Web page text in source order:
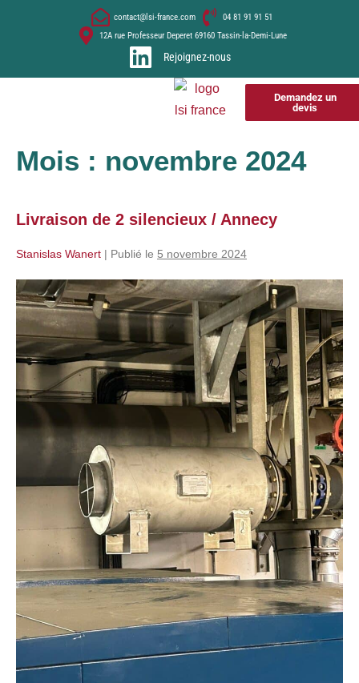
contact@lsi-france.com
04 81 91 91 51
12A rue Professeur Deperet 69160 Tassin-la-Demi-Lune
Rejoignez-nous
Demandez un
devis
Mois : novembre 2024
Livraison de 2 silencieux / Annecy
Stanislas Wanert | Publié le 5 novembre 2024